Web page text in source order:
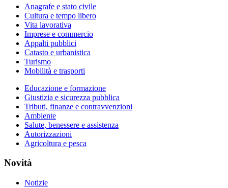
Anagrafe e stato civile
Cultura e tempo libero
Vita lavorativa
Imprese e commercio
Appalti pubblici
Catasto e urbanistica
Turismo
Mobilità e trasporti
Educazione e formazione
Giustizia e sicurezza pubblica
Tributi, finanze e contravvenzioni
Ambiente
Salute, benessere e assistenza
Autorizzazioni
Agricoltura e pesca
Novità
Notizie